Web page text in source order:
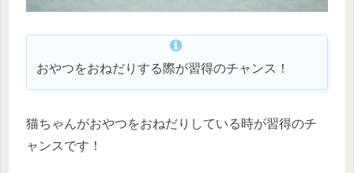
おやつをおねだりする際が習得のチャンス！
猫ちゃんがおやつをおねだりしている時が習得のチ
ャンスです！